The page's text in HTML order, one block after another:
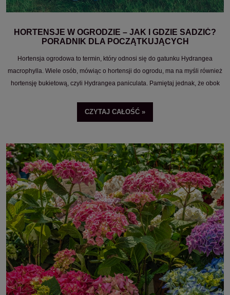
HORTENSJE W OGRODZIE – JAK I GDZIE SADZIĆ?
PORADNIK DLA POCZĄTKUJĄCYCH
Hortensja ogrodowa to termin, który odnosi się do gatunku Hydrangea
macrophylla. Wiele osób, mówiąc o hortensji do ogrodu, ma na myśli również
hortensję bukietową, czyli Hydrangea paniculata. Pamiętaj jednak, że obok
dębolistne, krzewiaste oraz pnące. Każda z nich ma nieco inne wymagania, o
których musisz wiedzieć podczas sadzenia i pielęgnacji.
CZYTAJ CAŁOŚĆ »